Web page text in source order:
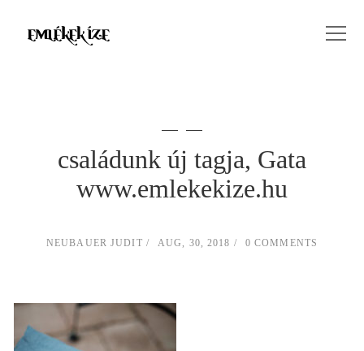
családunk új tagja, Gata
www.emlekekize.hu
NEUBAUER JUDIT AUG, 30, 2018 0 COMMENTS